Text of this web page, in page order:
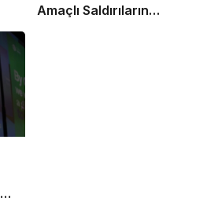
Amaçlı Saldırıların